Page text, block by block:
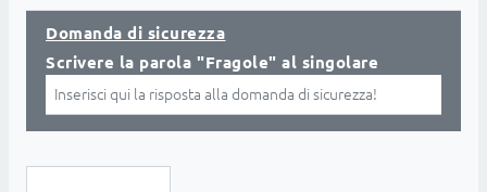
Domanda di sicurezza
Scrivere la parola "Fragole" al singolare